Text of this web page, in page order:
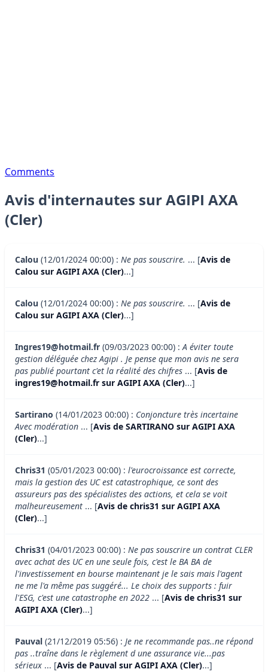
Comments
Avis d'internautes sur AGIPI AXA
(Cler)
Calou (12/01/2024 00:00) : Ne pas souscrire. ... [Avis de
Calou sur AGIPI AXA (Cler)...]
Calou (12/01/2024 00:00) : Ne pas souscrire. ... [Avis de
Calou sur AGIPI AXA (Cler)...]
Ingres19@hotmail.fr (09/03/2023 00:00) :A éviter toute
gestion déléguée chez Agipi . Je pense que mon avis ne sera
pas publié pourtant c'et la réalité des chifres ... [Avis de
ingres19@hotmail.fr sur AGIPI AXA (Cler)...]
Sartirano (14/01/2023 00:00) : Conjoncture très incertaine
Avec modération ... [Avis de SARTIRANO sur AGIPI AXA
(Cler)...]
Chris31 (05/01/2023 00:00) : l'eurocroissance est correcte,
mais la gestion des UC est catastrophique, ce sont des
assureurs pas des spécialistes des actions, et cela se voit
malheureusement ... [Avis de chris31 sur AGIPI AXA
(Cler)...]
Chris31 (04/01/2023 00:00) : Ne pas souscrire un contrat CLER
avec achat des UC en une seule fois, c'est le BA BA de
l'investissement en bourse maintenant je le sais mais l'agent
ne me l'a même pas suggéré... Le choix des supports : fuir
l'ESG, c'est une catastrophe en 2022 ... [Avis de chris31 sur
AGIPI AXA (Cler)...]
Pauval (21/12/2019 05:56) : Je ne recommande pas..ne répond
pas ..traîne dans le règlement d une assurance vie...pas
sérieux ... [Avis de Pauval sur AGIPI AXA (Cler)...]